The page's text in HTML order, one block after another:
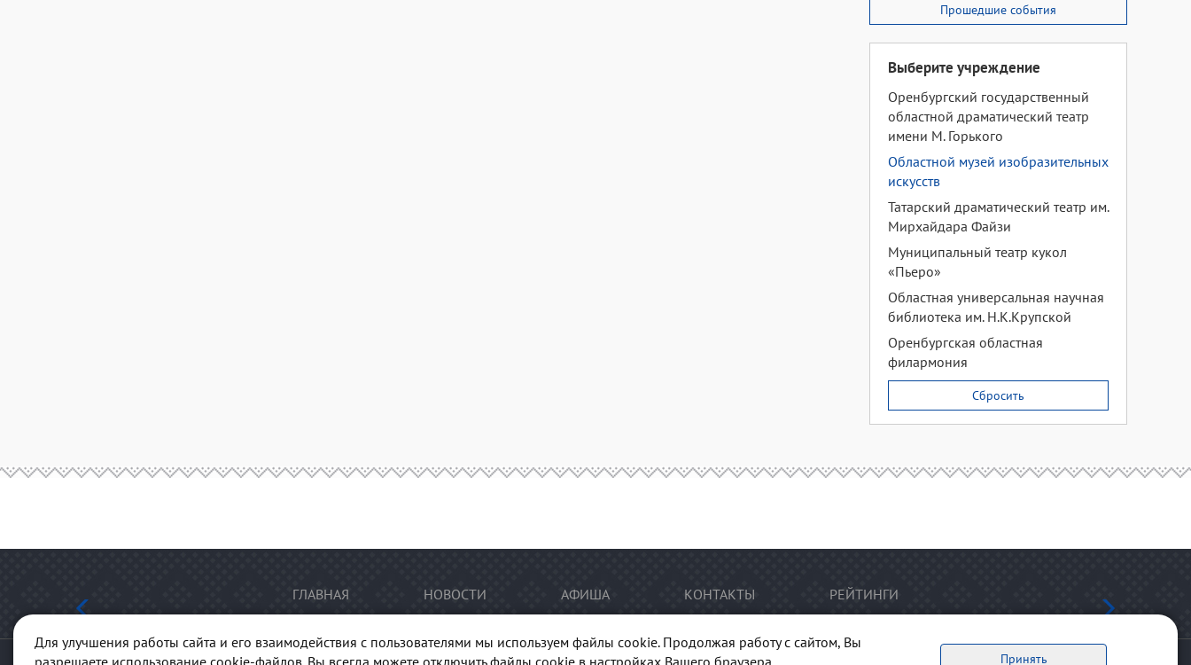
Прошедшие события
Выберите учреждение
Оренбургский государственный
областной драматический театр
имени М. Горького
Областной музей изобразительных
искусств
Татарский драматический театр им.
Мирхайдара Файзи
Муниципальный театр кукол
«Пьеро»
Областная универсальная научная
библиотека им. Н.К.Крупской
Оренбургская областная
филармония
Сбросить
Для улучшения работы сайта и его взаимодействия с пользователями мы используем файлы cookie. Продолжая работу с сайтом, Вы
разрешаете использование cookie-файлов. Вы всегда можете отключить файлы cookie в настройках Вашего браузера
Принять
ГЛАВНАЯ НОВОСТИ АФИША КОНТАКТЫ РЕЙТИНГИ